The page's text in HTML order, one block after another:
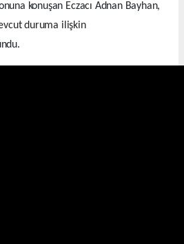
konuşan Eczacı Adnan Bayhan,
duruma ilişkin